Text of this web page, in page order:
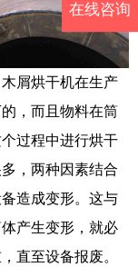
屑烘干机在生产
，而且物料在筒
过程中进行烘干
，两种因素结合
造成变形。这与
产生变形，就必
直至设备报废。
在线咨询